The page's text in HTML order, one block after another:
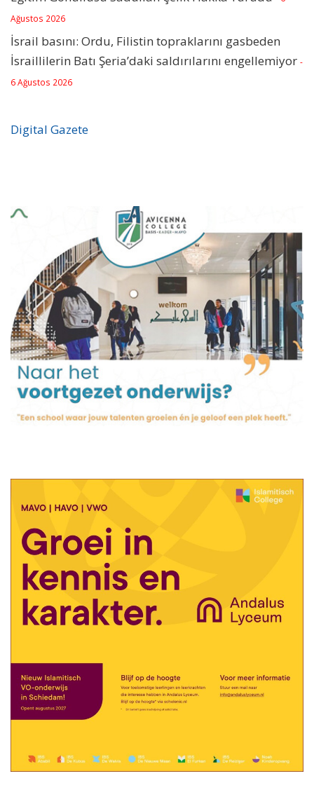
Ağustos 2026
İsrail basını: Ordu, Filistin topraklarını gasbeden
İsraillilerin Batı Şeria’daki saldırılarını engellemiyor -
6 Ağustos 2026
Digital Gazete